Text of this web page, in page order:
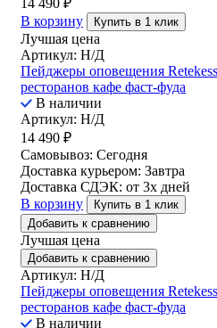
14 490 ₽
В корзину
Купить в 1 клик
Лучшая цена
Артикул: Н/Д
Пейджеры оповещения
ресторанов кафе фаст-фуда
В наличии
Артикул: Н/Д
14 490 ₽
Самовывоз: Сегодня
Доставка курьером: Завтра
Доставка СДЭК: от 3х дней
В корзину
Купить в 1 клик
Добавить к сравнению
Лучшая цена
Добавить к сравнению
Артикул: Н/Д
Пейджеры оповещения
ресторанов кафе фаст-фуда
В наличии